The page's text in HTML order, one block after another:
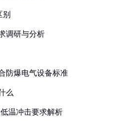
调研与分析
防爆电气设备标准
么
温冲击要求解析